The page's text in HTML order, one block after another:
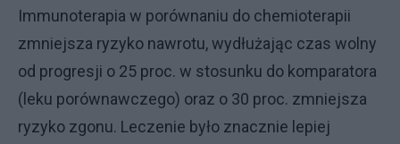
Immunoterapia w porównaniu do chemioterapii
zmniejsza ryzyko nawrotu, wydłużając czas wolny
od progresji o 25 proc. w stosunku do komparatora
(leku porównawczego) oraz o 30 proc. zmniejsza
ryzyko zgonu. Leczenie było znacznie lepiej